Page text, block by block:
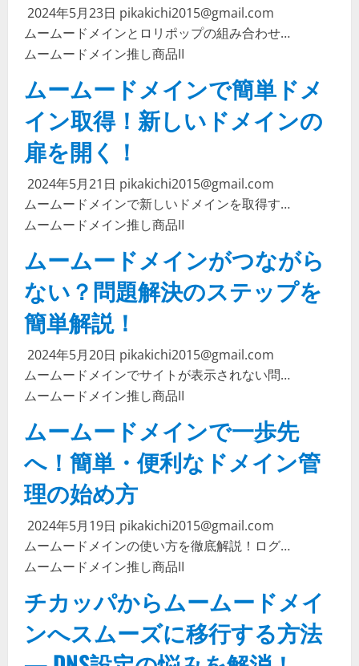
2024年5月23日 pikakichi2015@gmail.com
ムームードメインとロリポップの組み合わせ…
ムームードメイン推し商品II
ムームードメインで簡単ドメ
イン取得！新しいドメインの
扉を開く！
2024年5月21日 pikakichi2015@gmail.com
ムームードメインで新しいドメインを取得す…
ムームードメイン推し商品II
ムームードメインがつながら
ない？問題解決のステップを
簡単解説！
2024年5月20日 pikakichi2015@gmail.com
ムームードメインでサイトが表示されない問…
ムームードメイン推し商品II
ムームードメインで一歩先
へ！簡単・便利なドメイン管
理の始め方
2024年5月19日 pikakichi2015@gmail.com
ムームードメインの使い方を徹底解説！ログ…
ムームードメイン推し商品II
チカッパからムームードメイ
ンへスムーズに移行する方法